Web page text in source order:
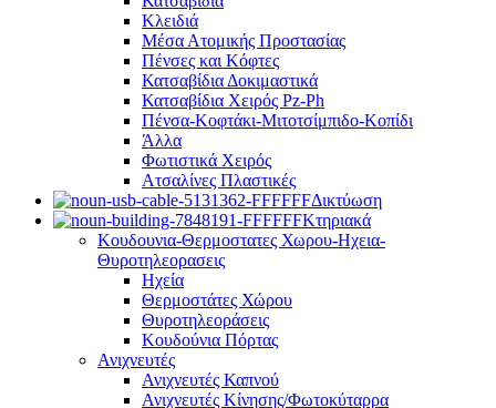
Κλειδιά
Μέσα Ατομικής Προστασίας
Πένσες και Κόφτες
Κατσαβίδια Δοκιμαστικά
Κατσαβίδια Χειρός Pz-Ph
Πένσα-Κοφτάκι-Μιτοτσίμπιδο-Κοπίδι
Άλλα
Φωτιστικά Χειρός
Ατσαλίνες Πλαστικές
Δικτύωση
Κτηριακά
Κουδουνια-Θερμοστατες Χωρου-Ηχεια-
Θυροτηλεορασεις
Ηχεία
Θερμοστάτες Χώρου
Θυροτηλεοράσεις
Κουδούνια Πόρτας
Ανιχνευτές
Ανιχνευτές Καπνού
Ανιχνευτές Κίνησης/Φωτοκύταρρα